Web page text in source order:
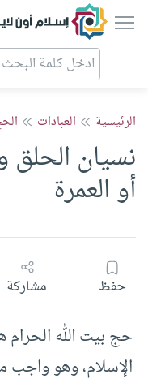
إسلام أون
الرئيسية العبادات
نسيان
أو العمرة
حفظ مشاركة
حج بيت الله
الإسلام، وهو واجب